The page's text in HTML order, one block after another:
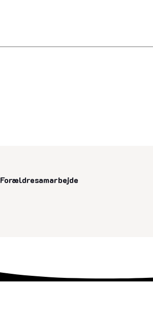
Forældresamarbejdesenest opdateret 13. august 2025